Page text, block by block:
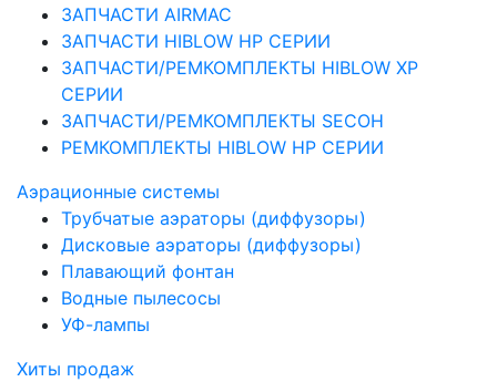
ЗАПЧАСТИ AIRMAC
ЗАПЧАСТИ HIBLOW HP СЕРИИ
ЗАПЧАСТИ/РЕМКОМПЛЕКТЫ HIBLOW XP
СЕРИИ
ЗАПЧАСТИ/РЕМКОМПЛЕКТЫ SECOH
РЕМКОМПЛЕКТЫ HIBLOW HP СЕРИИ
Аэрационные системы
Трубчатые аэраторы (диффузоры)
Дисковые аэраторы (диффузоры)
Плавающий фонтан
Водные пылесосы
УФ-лампы
Хиты продаж